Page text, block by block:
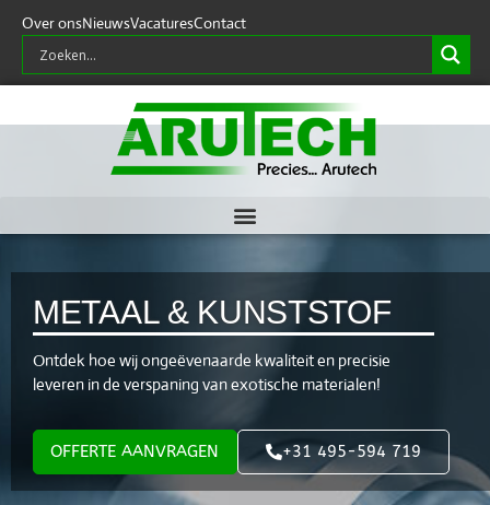
Over onsNieuwsVacaturesContact
METAAL & KUNSTSTOF
Ontdek hoe wij ongeëvenaarde kwaliteit en precisie
leveren in de verspaning van exotische materialen!
OFFERTE AANVRAGEN +31 495-594 719